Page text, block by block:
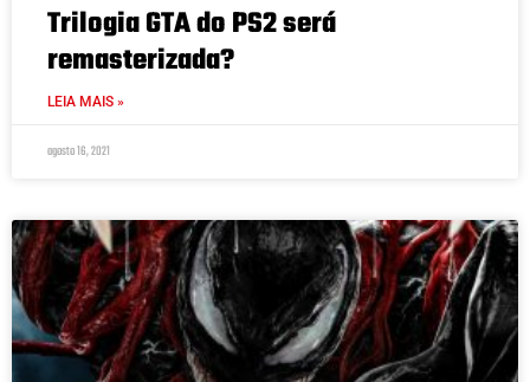
Trilogia GTA do PS2 será
remasterizada?
LEIA MAIS »
agosto 16, 2021